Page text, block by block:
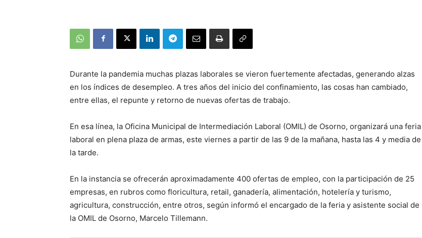
Durante la pandemia muchas plazas laborales se vieron fuertemente afectadas, generando alzas
en los índices de desempleo. A tres años del inicio del confinamiento, las cosas han cambiado,
entre ellas, el repunte y retorno de nuevas ofertas de trabajo.
En esa línea, la Oficina Municipal de Intermediación Laboral (OMIL) de Osorno, organizará una feria
laboral en plena plaza de armas, este viernes a partir de las 9 de la mañana, hasta las 4 y media de
la tarde.
En la instancia se ofrecerán aproximadamente 400 ofertas de empleo, con la participación de 25
empresas, en rubros como floricultura, retail, ganadería, alimentación, hotelería y turismo,
agricultura, construcción, entre otros, según informó el encargado de la feria y asistente social de
la OMIL de Osorno, Marcelo Tillemann.